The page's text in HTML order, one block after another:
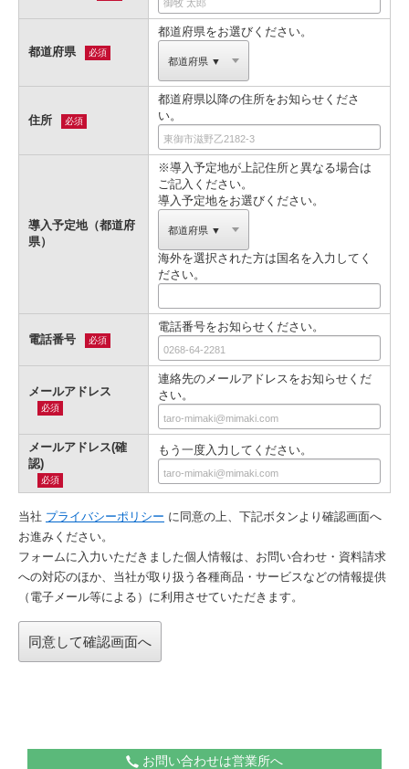
都道府県 必須
都道府県をお選びください。
住所 必須
都道府県以降の住所をお知らせくださ
い。
導入予定地（都道府
県）
※導入予定地が上記住所と異なる場合は
ご記入ください。
導入予定地をお選びください。
海外を選択された方は国名を入力してく
ださい。
電話番号 必須
電話番号をお知らせください。
メールアドレス
必須
連絡先のメールアドレスをお知らせくだ
さい。
メールアドレス(確
認)
必須
もう一度入力してください。
当社 プライバシーポリシー に同意の上、下記ボタンより確認画⾯へ
お進みください。
フォームに入力いただきました個人情報は、お問い合わせ・資料請求
への対応のほか、当社が取り扱う各種商品・サービスなどの情報提供
（電子メール等による）に利用させていただきます。
お問い合わせは営業所へ